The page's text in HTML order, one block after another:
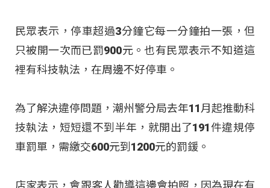
民眾表示，停車超過3分鐘它每一分鐘拍一張，但
只被開一次而已罰900元。也有民眾表示不知道這
裡有科技執法，在周邊不好停車。
為了解決違停問題，潮州警分局去年11月起推動科
技執法，短短還不到半年，就開出了191件違規停
車罰單，需繳交600元到1200元的罰鍰。